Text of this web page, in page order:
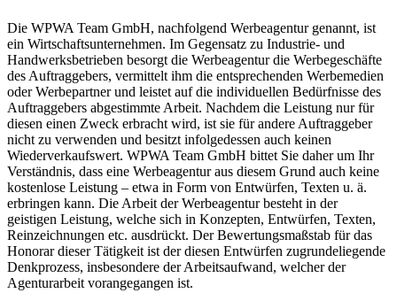
Die WPWA Team GmbH, nachfolgend Werbeagentur genannt, ist
ein Wirtschaftsunternehmen. Im Gegensatz zu Industrie- und
Handwerksbetrieben besorgt die Werbeagentur die Werbegeschäfte
des Auftraggebers, vermittelt ihm die entsprechenden Werbemedien
oder Werbepartner und leistet auf die individuellen Bedürfnisse des
Auftraggebers abgestimmte Arbeit. Nachdem die Leistung nur für
diesen einen Zweck erbracht wird, ist sie für andere Auftraggeber
nicht zu verwenden und besitzt infolgedessen auch keinen
Wiederverkaufswert. WPWA Team GmbH bittet Sie daher um Ihr
Verständnis, dass eine Werbeagentur aus diesem Grund auch keine
kostenlose Leistung – etwa in Form von Entwürfen, Texten u. ä.
erbringen kann. Die Arbeit der Werbeagentur besteht in der
geistigen Leistung, welche sich in Konzepten, Entwürfen, Texten,
Reinzeichnungen etc. ausdrückt. Der Bewertungsmaßstab für das
Honorar dieser Tätigkeit ist der diesen Entwürfen zugrundeliegende
Denkprozess, insbesondere der Arbeitsaufwand, welcher der
Agenturarbeit vorangegangen ist.